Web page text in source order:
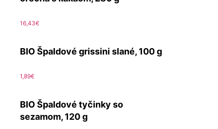
16,43€
BIO Špaldové grissini slané, 100 g
1,89€
BIO Špaldové tyčinky so
sezamom, 120 g